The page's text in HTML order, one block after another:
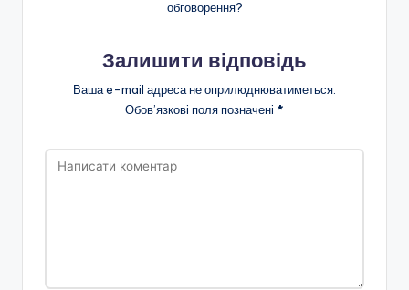
в
Р
обговорення?
Залишити відповідь
Ваша e-mail адреса не оприлюднюватиметься.
Обов’язкові поля позначені *